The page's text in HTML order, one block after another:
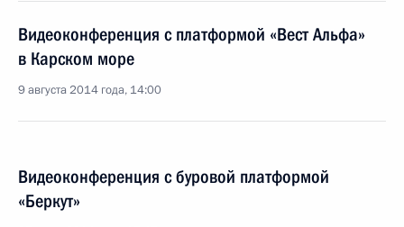
Видеоконференция с платформой «Вест Альфа»
в Карском море
9 августа 2014 года, 14:00
Видеоконференция с буровой платформой
«Беркут»